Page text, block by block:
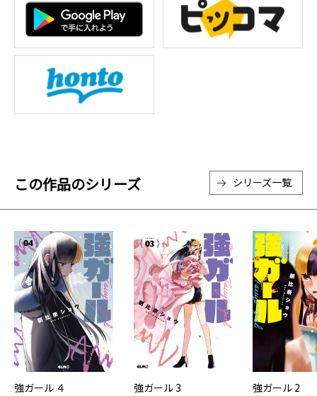
この作品のシリーズ シリーズ一覧
強ガール ４ 強ガール 3 強ガール 2